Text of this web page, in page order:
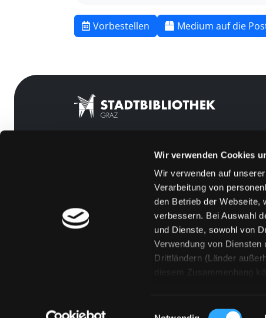
Wir verwenden Cookies
Wir verwenden auf
Verarbeitung von
den Betrieb der Webseite,
verbessern. Bei Auswahl
und Dienste, sowohl von
Verwendung von
Drittländern (Länder
diesem Zusammenhang
„Details zeigen“ finden
Einwilligungsauswahl
Vorbestellen Medium auf die
[kju:b]
Feedback
Kontakt
Über uns
Jobs
Medienwunsch
FAQs